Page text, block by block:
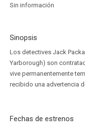
Sin información
Sinopsis
Los detectives Jack
Yarborough) son
vive permanentemente
recibido una advertencia
Fechas de estrenos